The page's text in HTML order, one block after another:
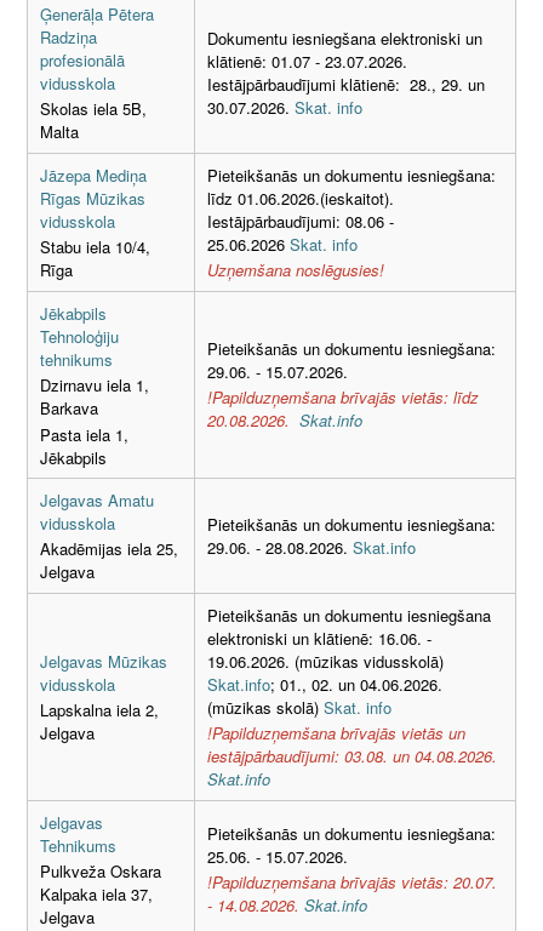
Ģenerāļa Pētera
Radziņa
profesionālā
vidusskola
Skolas iela 5B,
Malta
Dokumentu iesniegšana elektroniski un
klātienē: 01.07 - 23.07.2026.
Iestājpārbaudījumi klātienē: 28., 29. un
30.07.2026. Skat. info
Jāzepa Mediņa
Rīgas Mūzikas
vidusskola
Stabu iela 10/4,
Rīga
Pieteikšanās un dokumentu iesniegšana:
līdz 01.06.2026.(ieskaitot).
Iestājpārbaudījumi: 08.06 -
25.06.2026 Skat. info
Uzņemšana noslēgusies!
Jēkabpils
Tehnoloģiju
tehnikums
Dzirnavu iela 1,
Barkava
Pasta iela 1,
Jēkabpils
Pieteikšanās un dokumentu iesniegšana:
29.06. - 15.07.2026.
!Papilduzņemšana brīvajās vietās: līdz
20.08.2026. Skat.info
Jelgavas Amatu
vidusskola
Akadēmijas iela 25,
Jelgava
Pieteikšanās un dokumentu iesniegšana:
29.06. - 28.08.2026. Skat.info
Jelgavas Mūzikas
vidusskola
Lapskalna iela 2,
Jelgava
Pieteikšanās un dokumentu iesniegšana
elektroniski un klātienē: 16.06. -
19.06.2026. (mūzikas vidusskolā)
Skat.info; 01., 02. un 04.06.2026.
(mūzikas skolā) Skat. info
!Papilduzņemšana brīvajās vietās un
iestājpārbaudījumi: 03.08. un 04.08.2026.
Skat.info
Jelgavas
Tehnikums
Pulkveža Oskara
Kalpaka iela 37,
Jelgava
Pieteikšanās un dokumentu iesniegšana:
25.06. - 15.07.2026.
!Papilduzņemšana brīvajās vietās: 20.07.
- 14.08.2026. Skat.info